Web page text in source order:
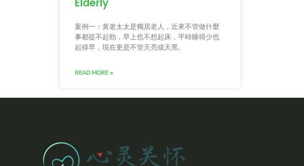
案例一：黃老太太是獨居老人，近來不管做什麼
事都提不起勁，早上也不想起床，平時睡得少也
起得早，現在更是不管天亮或天黑…
READ MORE »